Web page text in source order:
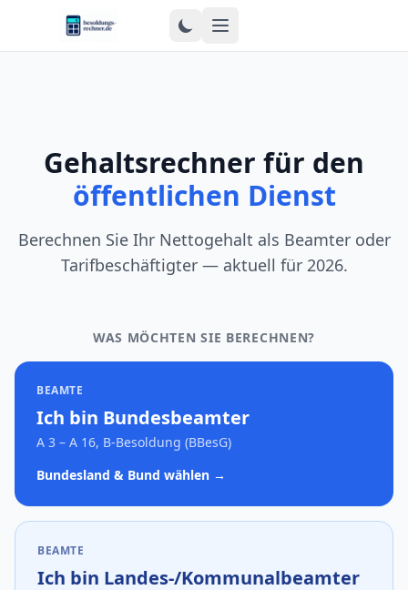
Zum Inhalt springen
Gehaltsrechner für den
öffentlichen Dienst
Berechnen Sie Ihr Nettogehalt als Beamter oder
Tarifbeschäftigter — aktuell für 2026.
WAS MÖCHTEN SIE BERECHNEN?
BEAMTE
Ich bin Bundesbeamter
A 3 – A 16, B-Besoldung (BBesG)
Bundesland & Bund wählen →
BEAMTE
Ich bin Landes-/Kommunalbeamter